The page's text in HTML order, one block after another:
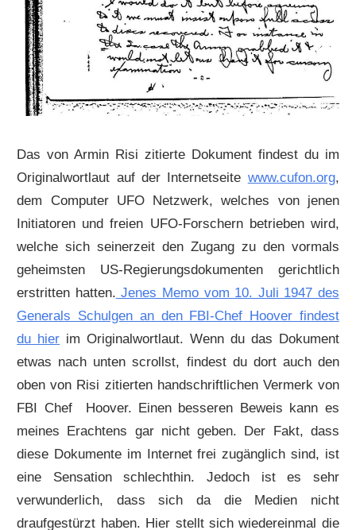
Das von Armin Risi zitierte Dokument findest du im
Originalwortlaut auf der Internetseite www.cufon.org,
dem Computer UFO Netzwerk, welches von jenen
Initiatoren und freien UFO-Forschern betrieben wird,
welche sich seinerzeit den Zugang zu den vormals
geheimsten US-Regierungsdokumenten gerichtlich
erstritten hatten. Jenes Memo vom 10. Juli 1947 des
Generals Schulgen an den FBI-Chef Hoover findest
du hier im Originalwortlaut. Wenn du das Dokument
etwas nach unten scrollst, findest du dort auch den
oben von Risi zitierten handschriftlichen Vermerk von
FBI Chef Hoover. Einen besseren Beweis kann es
meines Erachtens gar nicht geben. Der Fakt, dass
diese Dokumente im Internet frei zugänglich sind, ist
eine Sensation schlechthin. Jedoch ist es sehr
verwunderlich, dass sich da die Medien nicht
draufgestürzt haben. Hier stellt sich wiedereinmal die